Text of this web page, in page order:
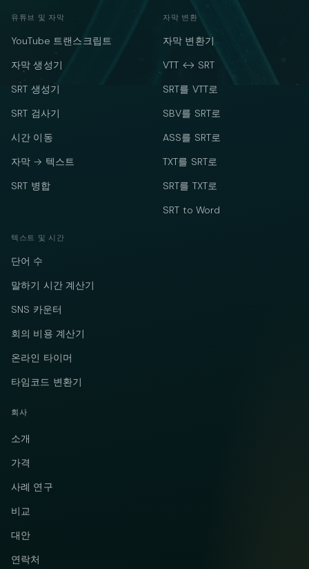
유튜브 및 자막
YouTube 트랜스크립트
자막 생성기
SRT 생성기
SRT 검사기
시간 이동
자막 → 텍스트
SRT 병합
자막 변환
자막 변환기
VTT ↔ SRT
SRT를 VTT로
SBV를 SRT로
ASS를 SRT로
TXT를 SRT로
SRT를 TXT로
SRT to Word
텍스트 및 시간
단어 수
말하기 시간 계산기
SNS 카운터
회의 비용 계산기
온라인 타이머
타임코드 변환기
회사
소개
가격
사례 연구
비교
대안
연락처